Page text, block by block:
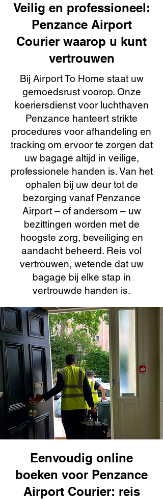
Veilig en professioneel:
Penzance Airport
Courier waarop u kunt
vertrouwen
Bij Airport To Home staat uw
gemoedsrust voorop. Onze
koeriersdienst voor luchthaven
Penzance hanteert strikte
procedures voor afhandeling en
tracking om ervoor te zorgen dat
uw bagage altijd in veilige,
professionele handen is. Van het
ophalen bij uw deur tot de
bezorging vanaf Penzance
Airport – of andersom – uw
bezittingen worden met de
hoogste zorg, beveiliging en
aandacht beheerd. Reis vol
vertrouwen, wetende dat uw
bagage bij elke stap in
vertrouwde handen is.
Eenvoudig online
boeken voor Penzance
Airport Courier: reis